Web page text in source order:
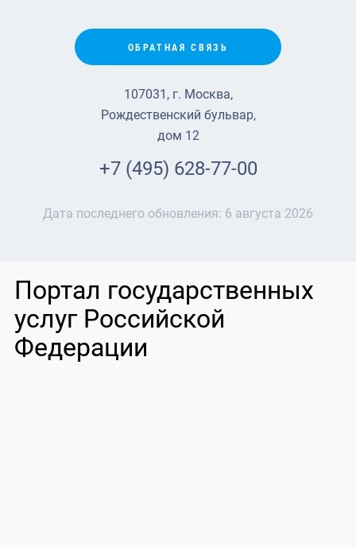
ОБРАТНАЯ СВЯЗЬ
107031, г. Москва,
Рождественский бульвар,
дом 12
+7 (495) 628-77-00
Дата последнего обновления: 6 августа 2026
Портал государственных
услуг Российской
Федерации